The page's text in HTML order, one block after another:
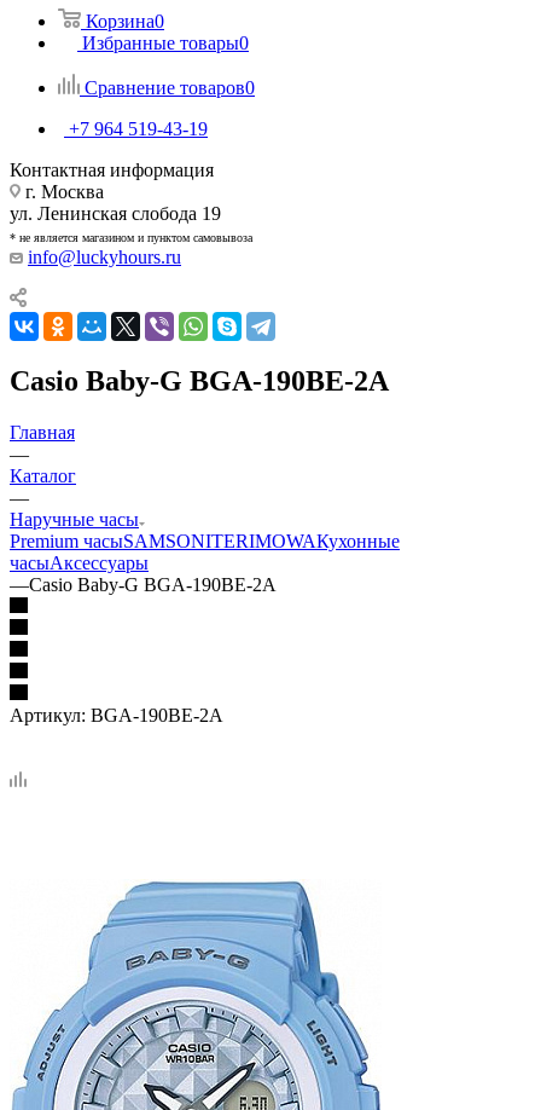
Корзина0
Избранные товары0
Сравнение товаров0
+7 964 519-43-19
Контактная информация
г. Москва
ул. Ленинская слобода 19
* не является магазином и пунктом самовывоза
info@luckyhours.ru
Casio Baby-G BGA-190BE-2A
Главная
—
Каталог
—
Наручные часы
Premium часыSAMSONITERIMOWAКухонные
часыАксессуары
—Casio Baby-G BGA-190BE-2A
Артикул: BGA-190BE-2A